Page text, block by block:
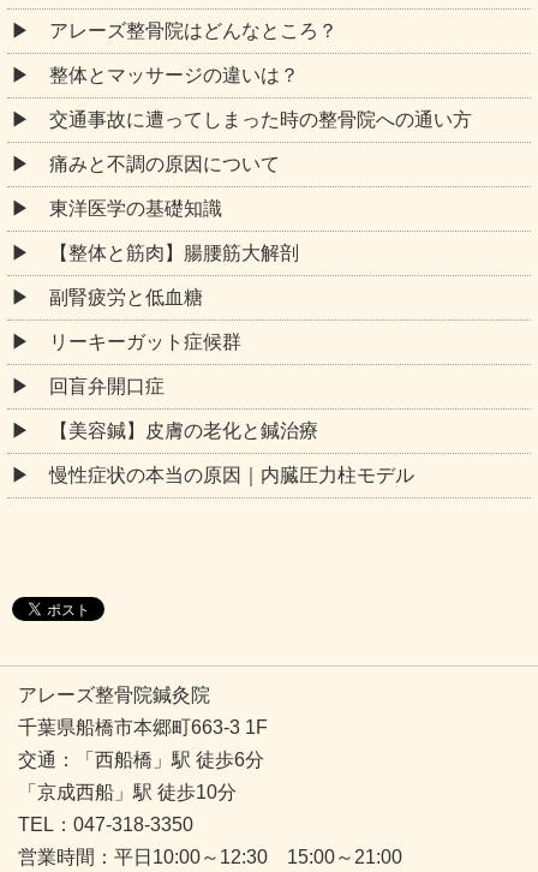
アレーズ整骨院はどんなところ？
整体とマッサージの違いは？
交通事故に遭ってしまった時の整骨院への通い方
痛みと不調の原因について
東洋医学の基礎知識
【整体と筋肉】腸腰筋大解剖
副腎疲労と低血糖
リーキーガット症候群
回盲弁開口症
【美容鍼】皮膚の老化と鍼治療
慢性症状の本当の原因｜内臓圧力柱モデル
アレーズ整骨院鍼灸院
千葉県船橋市本郷町663-3 1F
交通：「西船橋」駅 徒歩6分
「京成西船」駅 徒歩10分
TEL：047-318-3350
営業時間：平日10:00～12:30 15:00～21:00